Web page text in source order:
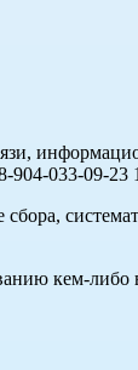
904-033-09-23
кем-